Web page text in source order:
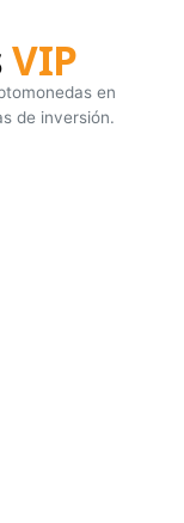
VIP
en
de inversión.